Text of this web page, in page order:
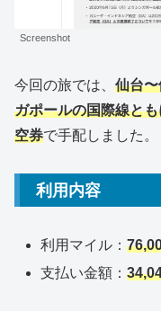
Screenshot
今回の旅では、 仙台
ガポールの国際線と
空券で手配しました。
利用内容
利用マイル：
支払い金額：